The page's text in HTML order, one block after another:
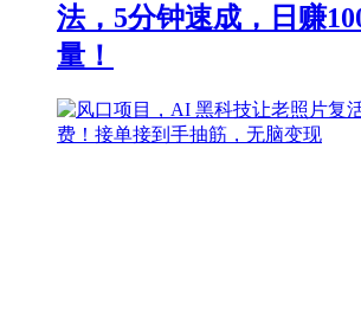
法，5分钟速成，日赚
量！